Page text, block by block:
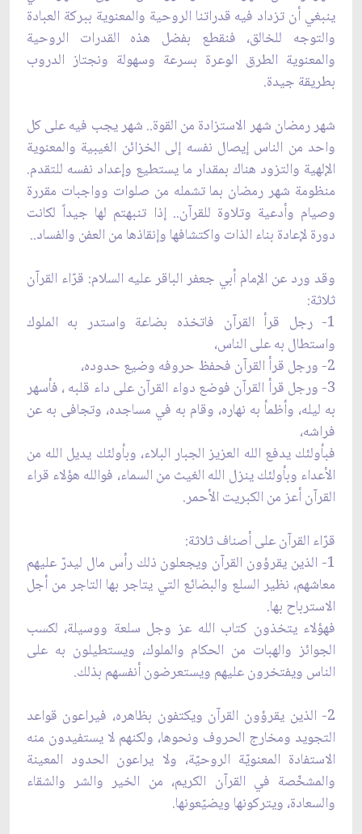
ينبغي أن تزداد فيه قدراتنا الروحية والمعنوية ببركة العبادة
والتوجه للخالق، فنقطع بفضل هذه القدرات الروحية
والمعنوية الطرق الوعرة بسرعة وسهولة ونجتاز الدروب
بطريقة جيدة.
شهر رمضان شهر الاستزادة من القوة.. شهر يجب فيه على كل
واحد من الناس إيصال نفسه إلى الخزائن الغيبية والمعنوية
الإلهية والتزود هناك بمقدار ما يستطيع وإعداد نفسه للتقدم.
منظومة شهر رمضان بما تشمله من صلوات وواجبات مقررة
وصيام وأدعية وتلاوة للقرآن.. إذا تنبهتم لها جيداً لكانت
دورة لإعادة بناء الذات واكتشافها وإنقاذها من العفن والفساد..
وقد ورد عن الإمام أبي جعفر الباقر عليه السلام: قرّاء القرآن
ثلاثة:
1- رجل قرأ القرآن فاتخذه بضاعة واستدر به الملوك
واستطال به على الناس،
2- ورجل قرأ القرآن فحفظ حروفه وضيع حدوده،
3- ورجل قرأ القرآن فوضع دواء القرآن على داء قلبه ، فأسهر
به ليله، وأظمأ به نهاره، وقام به في مساجده، وتجافى به عن
فراشه،
فبأولئك يدفع الله العزيز الجبار البلاء، وبأولئك يديل الله من
الأعداء وبأولئك ينزل الله الغيث من السماء، فوالله هؤلاء قراء
القرآن أعز من الكبريت الأحمر.
قرّاء القرآن على أصناف ثلاثة:
1- الذين يقرؤون القرآن ويجعلون ذلك رأس مال ليدرّ عليهم
معاشهم، نظير السلع والبضائع التي يتاجر بها التاجر من أجل
الاسترباح بها.
فهؤلاء يتخذون كتاب الله عز وجل سلعة ووسيلة، لكسب
الجوائز والهبات من الحكام والملوك، ويستطيلون به على
الناس ويفتخرون عليهم ويستعرضون أنفسهم بذلك.
2- الذين يقرؤون القرآن ويكتفون بظاهره، فيراعون قواعد
التجويد ومخارج الحروف ونحوها، ولكنهم لا يستفيدون منه
الاستفادة المعنويّة الروحيّة، ولا يراعون الحدود المعينة
والمشخّصة في القرآن الكريم، من الخير والشر والشقاء
والسعادة، ويتركونها ويضيّعونها.